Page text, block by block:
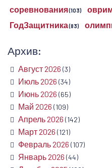
соревнования(103)
ГодЗащитника(83)
Архив:
Август 2026 (3)
Июль 2026 (34)
Июнь 2026 (65)
Май 2026 (109)
Апрель 2026 (142)
Март 2026 (121)
Февраль 2026 (107)
Январь 2026 (44)